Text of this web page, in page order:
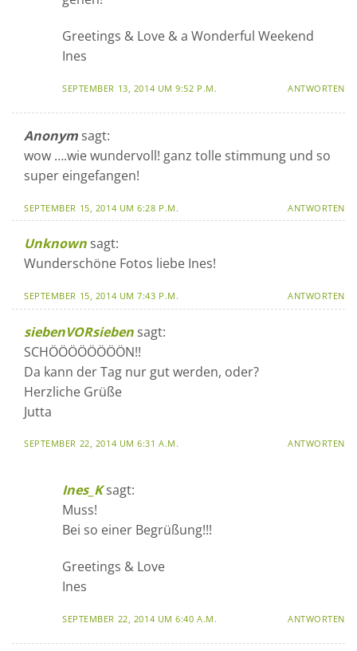
Greetings & Love & a Wonderful Weekend
Ines
SEPTEMBER 13, 2014 UM 9:52 P.M. ANTWORTEN
Anonym sagt:
wow ….wie wundervoll! ganz tolle stimmung und so
super eingefangen!
SEPTEMBER 15, 2014 UM 6:28 P.M. ANTWORTEN
Unknown sagt:
Wunderschöne Fotos liebe Ines!
SEPTEMBER 15, 2014 UM 7:43 P.M. ANTWORTEN
siebenVORsieben sagt:
SCHÖÖÖÖÖÖÖÖN!!
Da kann der Tag nur gut werden, oder?
Herzliche Grüße
Jutta
SEPTEMBER 22, 2014 UM 6:31 A.M. ANTWORTEN
Ines_K sagt:
Muss!
Bei so einer Begrüßung!!!
Greetings & Love
Ines
SEPTEMBER 22, 2014 UM 6:40 A.M. ANTWORTEN